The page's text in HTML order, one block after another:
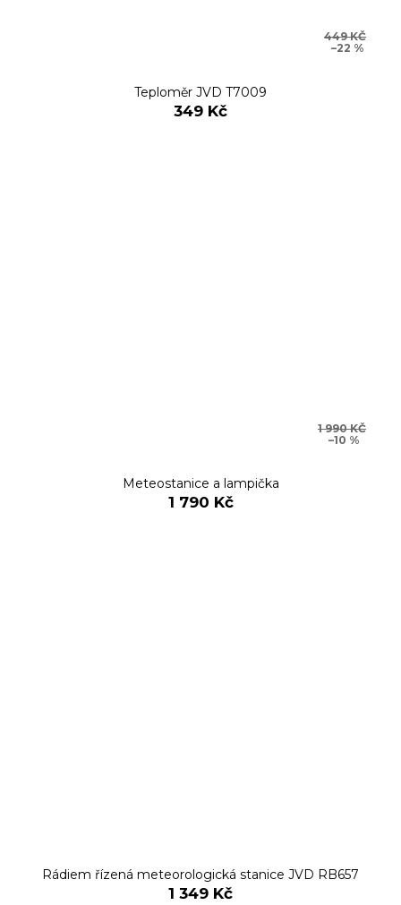
449 KČ
–22 %
Teploměr JVD T7009
349 Kč
1 990 KČ
–10 %
Meteostanice a lampička
1 790 Kč
Rádiem řízená meteorologická stanice JVD RB657
1 349 Kč